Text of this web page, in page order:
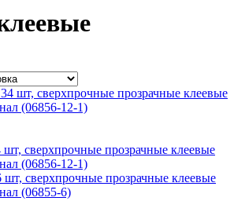
сверхпрочные прозрачные клеевые
(06856-12-1)